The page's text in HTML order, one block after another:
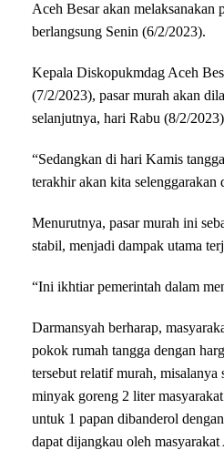
Aceh Besar akan melaksanakan
berlangsung Senin (6/2/2023).
Kepala Diskopukmdag Aceh
(7/2/2023), pasar murah akan
selanjutnya, hari Rabu (8/2/
“Sedangkan di hari Kamis
terakhir akan kita
Menurutnya, pasar murah ini
stabil, menjadi dampak utama
“Ini ikhtiar pemerintah dalam
Darmansyah berharap,
pokok rumah tangga dengan
tersebut relatif murah,
minyak goreng 2 liter
untuk 1 papan dibanderol
dapat dijangkau oleh masyarakat